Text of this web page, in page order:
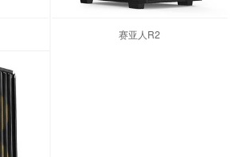
赛亚人R2